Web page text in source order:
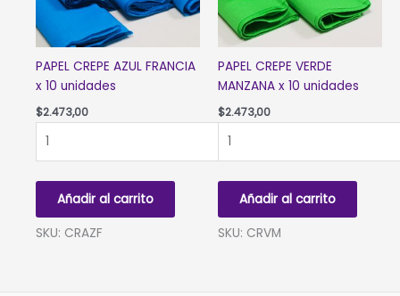
PAPEL CREPE AZUL FRANCIA
x 10 unidades
$2.473,00
CREPE
10
Añadir al carrito
SKU: CRAZF
PAPEL CREPE VERDE
MANZANA x 10 unidades
$2.473,00
CREPE
MANZANA
10
Añadir al carrito
SKU: CRVM